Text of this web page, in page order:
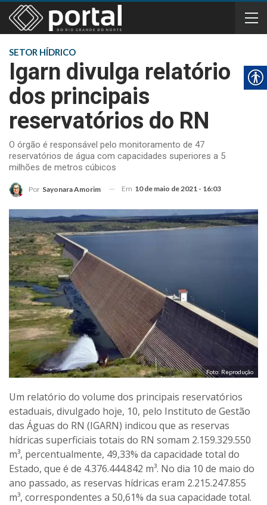
SETOR HÍDRICO
Igarn divulga relatório
dos principais
reservatórios do RN
O órgão é responsável pelo monitoramento de 47
reservatórios de água com capacidades superiores a 5
milhões de metros cúbicos
Por Sayonara Amorim Em 10 de maio de 2021 - 16:03
Foto: Reprodução
Um relatório do volume dos principais reservatórios
estaduais, divulgado hoje, 10, pelo Instituto de Gestão
das Águas do RN (IGARN) indicou que as reservas
hídricas superficiais totais do RN somam 2.159.329.550
m³, percentualmente, 49,33% da capacidade total do
Estado, que é de 4.376.444.842 m³. No dia 10 de maio do
ano passado, as reservas hídricas eram 2.215.247.855
m³, correspondentes a 50,61% da sua capacidade total.